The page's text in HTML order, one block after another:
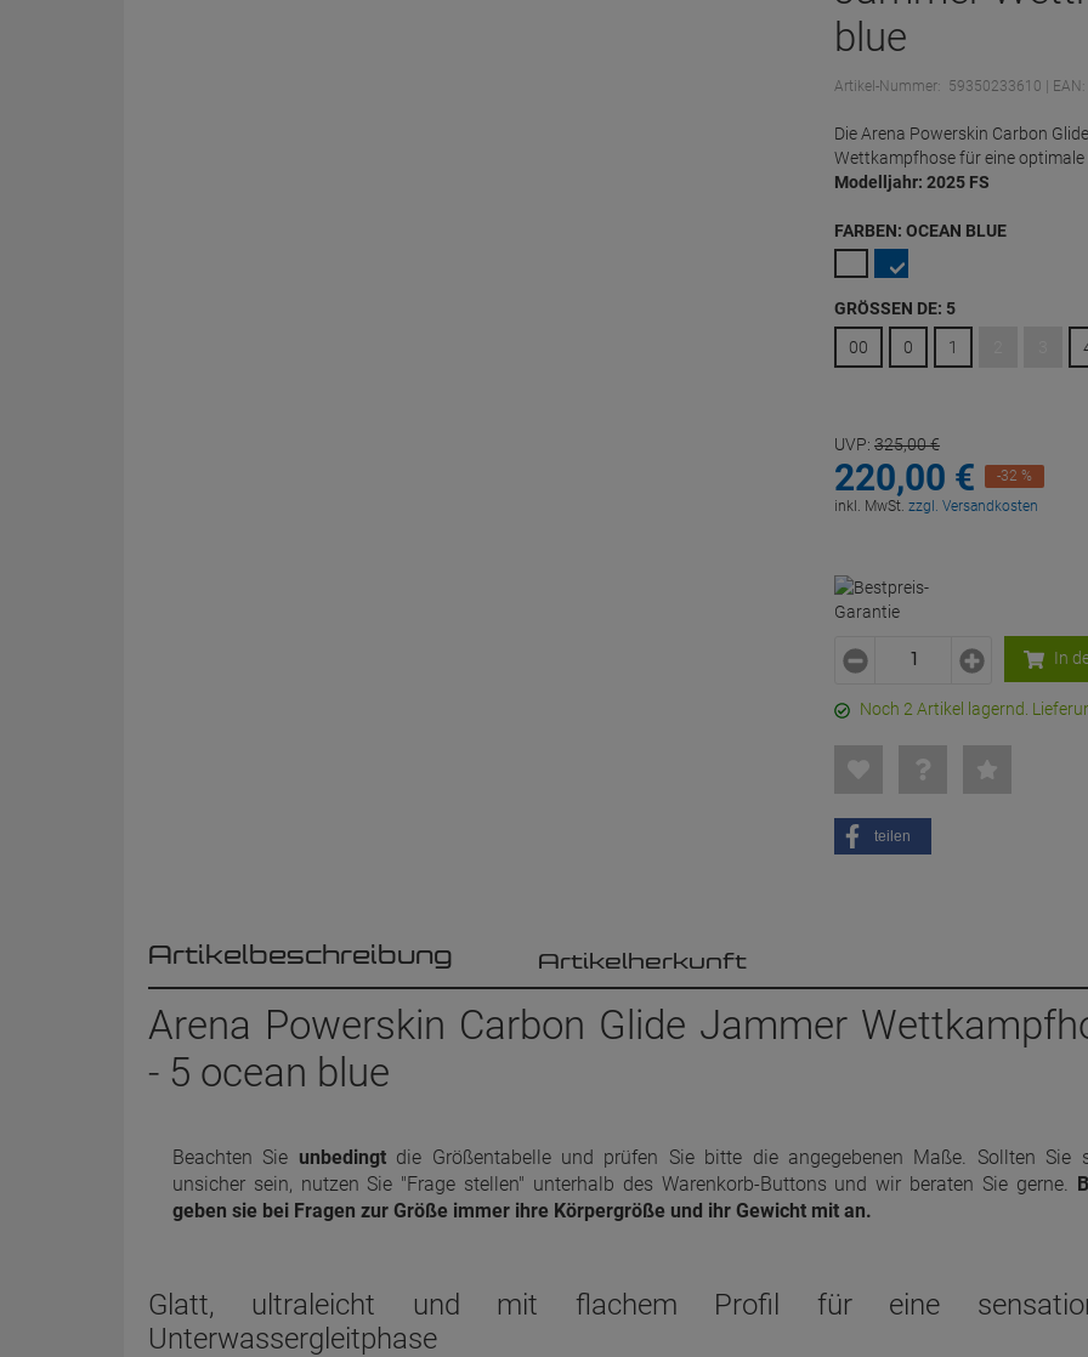
blue
Artikel-Nummer: 59350233610 |
Die Arena Powerskin Carbon
Wettkampfhose für eine optimale
Modelljahr: 2025 FS
FARBEN: OCEAN BLUE
GRÖSSEN DE: 5
00
0 1
UVP: 325,00€
220,00 €
-32 %
inkl. MwSt. zzgl. Versandkosten
In
Noch 2 Artikel lagernd.
teilen
Artikelbeschreibung Artikelherkunft
Arena Powerskin Carbon Glide Jammer
- 5 ocean blue
Beachten Sie unbedingtdie Größentabelle und prüfen Sie bitte die angegebenen Maße. Sollten Sie
unsicher sein, nutzen Sie "Frage stellen" unterhalb des Warenkorb-Buttons und wir beraten Sie gerne.
geben sie bei Fragen zur Größe immer ihre Körpergröße und ihr Gewicht mit an.
Glatt, ultraleicht und mit flachem Profil für eine
Unterwassergleitphase